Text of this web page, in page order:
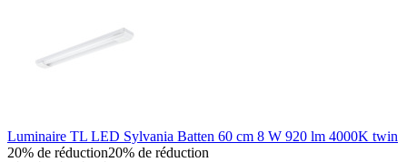
Luminaire TL LED Sylvania Batten 60 cm 8 W 920 lm 4000K twin
20% de réduction20% de réduction